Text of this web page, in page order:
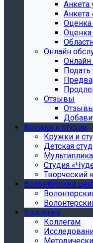
Анкета
Анкета
Онлайн
Онлайн
Подать
Отзывы
Кружки и студии
Кружки и
Детская
Студия
Творческий
Волонтерский
Коллегам
Коллегам